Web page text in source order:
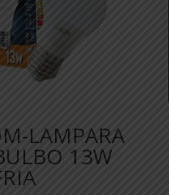
LAMPARA
13W